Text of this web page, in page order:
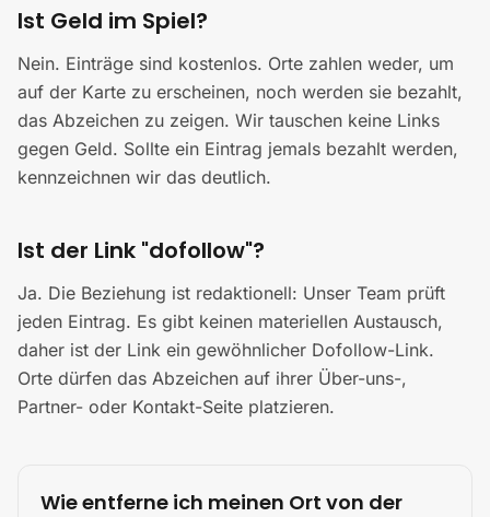
Ist Geld im Spiel?
Nein. Einträge sind kostenlos. Orte zahlen weder, um
auf der Karte zu erscheinen, noch werden sie bezahlt,
das Abzeichen zu zeigen. Wir tauschen keine Links
gegen Geld. Sollte ein Eintrag jemals bezahlt werden,
kennzeichnen wir das deutlich.
Ist der Link "dofollow"?
Ja. Die Beziehung ist redaktionell: Unser Team prüft
jeden Eintrag. Es gibt keinen materiellen Austausch,
daher ist der Link ein gewöhnlicher Dofollow-Link.
Orte dürfen das Abzeichen auf ihrer Über-uns-,
Partner- oder Kontakt-Seite platzieren.
Wie entferne ich meinen Ort von der